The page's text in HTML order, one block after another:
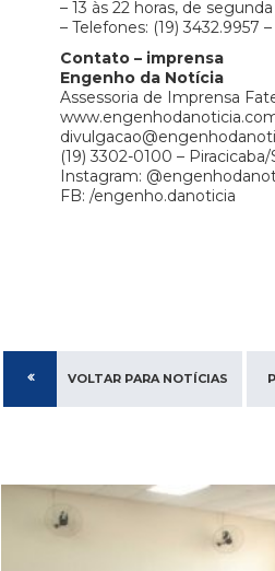
– 13 às 22 horas, de
– Telefones: (19) 3432.9957 –
Contato – imprensa
Engenho da Notícia
Assessoria de Imprensa
(19) 3302-0100 – Piracicaba/
Instagram:
FB: /engenho.danoticia
VOLTAR PARA NOTÍCIAS